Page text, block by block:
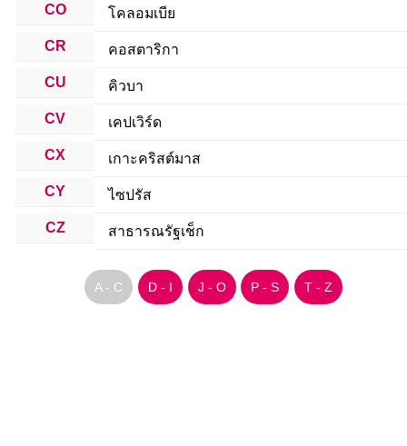
CO โคลอมเบีย
CR คอสตาริกา
CU คิวบา
CV เคปเวิร์ด
CX เกาะคริสต์มาส
CY ไซปรัส
CZ สาธารณรัฐเช็ก
A - C D - I J - O P - S T - Z